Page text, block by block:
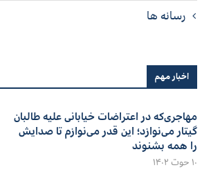
رسانه ها
اخبار مهم
مهاجری‌که در اعتراضات خیابانی علیه طالبان
گیتار می‌نوازد؛ این قدر می‌نوازم تا صدایش
را همه بشنوند
۱۰ حوت ۱۴۰۲